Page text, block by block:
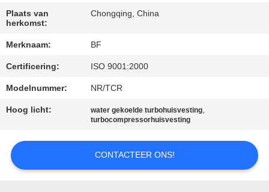
NIEUWS
PRIVACY
POLICY
Plaats van
herkomst:
Chongqing, China
Merknaam: BF
Certificering: ISO 9001:2000
Modelnummer: NR/TCR
Hoog licht: water gekoelde turbohuisvesting,
turbocompressorhuisvesting
CONTACTEER ONS!